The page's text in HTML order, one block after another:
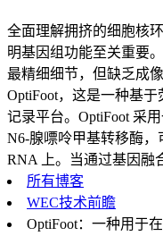
全面理解拥挤的细胞核
明基因组功能至关重要
最精细细节，但缺乏成
OptiFoot，这是一种基
记录平台。OptiFoot 采
N6-腺嘌呤甲基转移酶
RNA 上。当通过基因融
所有博客
WEC技术前瞻
OptiFoot：一种用于